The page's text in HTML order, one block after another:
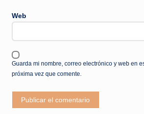
Web
Guarda mi nombre, correo electrónico y web en
próxima vez que comente.